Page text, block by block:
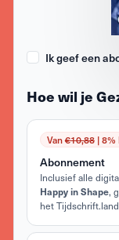
Ik geef een
Hoe wil je
Van€10,88| 8%
Abonnement
Inclusief alle
Happy in Shape,
het